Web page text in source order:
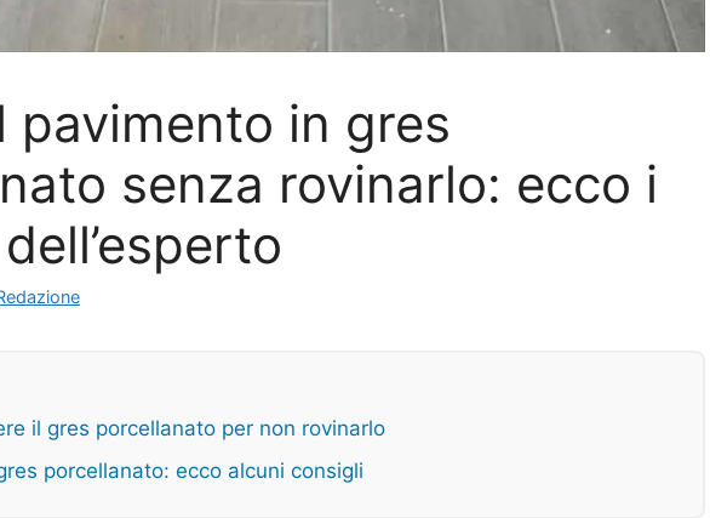
pavimento in gres
senza rovinarlo: ecco i
il gres porcellanato per non rovinarlo
porcellanato: ecco alcuni consigli